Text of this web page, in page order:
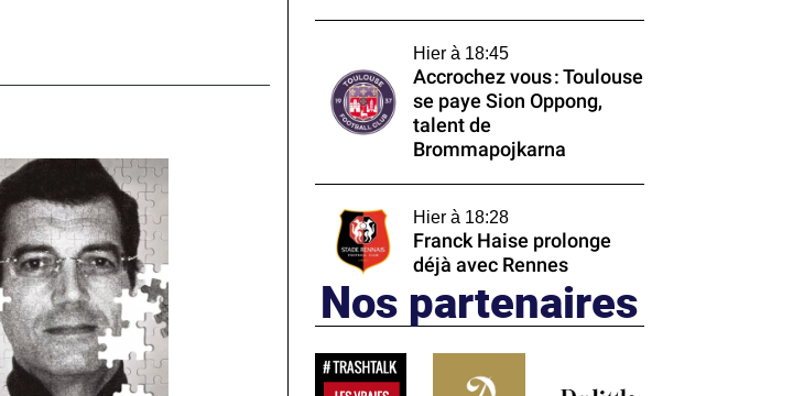
Hier à 18:45
Accrochez vous : Toulouse
se paye Sion Oppong,
talent de
Brommapojkarna
Hier à 18:28
Franck Haise prolonge
déjà avec Rennes
Nos partenaires